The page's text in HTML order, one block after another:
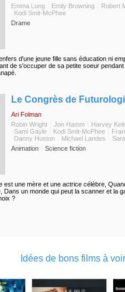
Emma Lung
Emily Browning Robert
Kodi Smit-McPhee
Drame
d'une jeune fille sans éducation ni
de s'occuper de sa petite soeur
Le Congrès de
Ari Folman
Robin Wright
Jon Hamm Harvey
Sami Gayle
Kodi Smit-McPhee
Danny Huston
Michael Landes
Animation
Science fiction
est une mère et une actrice célèbre,
Dans un monde qui peut la scanner et la
?
Idées de bons films à voir